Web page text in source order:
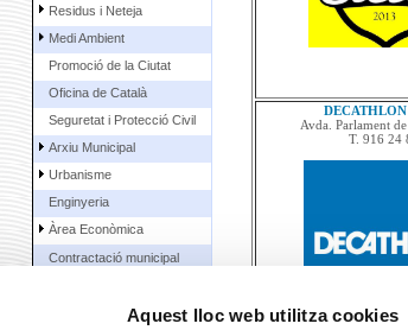
Aquest lloc web utilitza cookies
Residus i Neteja
Medi Ambient
Promoció de la Ciutat
Oficina de Català
Seguretat i Protecció Civil
Arxiu Municipal
Urbanisme
Enginyeria
Àrea Econòmica
Contractació municipal
Avda. Parlament
T. 916 24